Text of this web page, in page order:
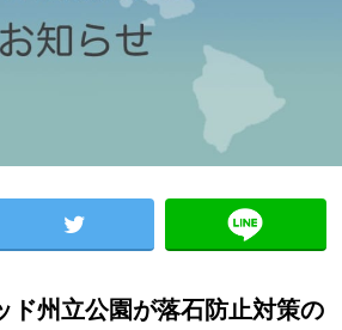
ド州立公園が落石防止対策の